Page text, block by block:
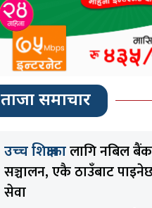
ताजा समाचार
उच्च शिक्षाकालागि नबिल
सञ्चालन, एकै ठाउँबाट
सेवा